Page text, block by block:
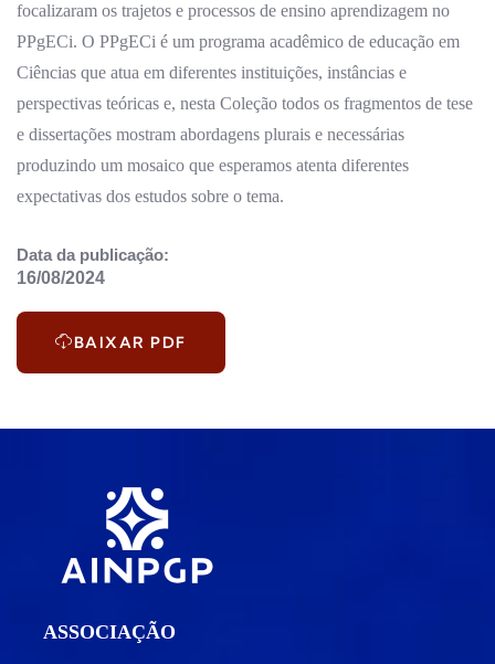
Data da publicação:
16/08/2024
BAIXAR PDF
focalizaram os trajetos e processos de ensino aprendizagem no
PPgECi. O PPgECi é um programa acadêmico de educação em
Ciências que atua em diferentes instituições, instâncias e
perspectivas teóricas e, nesta Coleção todos os fragmentos de tese
e dissertações mostram abordagens plurais e necessárias
produzindo um mosaico que esperamos atenta diferentes
expectativas dos estudos sobre o tema.
ASSOCIAÇÃO